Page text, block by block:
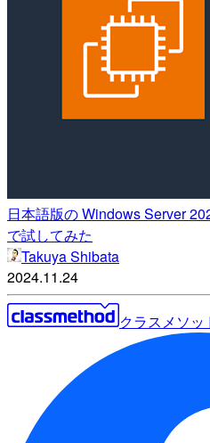
日本語版の Windows Server
で試してみた
Takuya Shibata
2024.11.24
クラスメソッ